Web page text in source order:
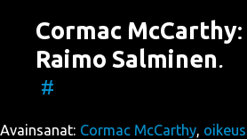
Cor­mac McCart­hy
Rai­mo Sal­mi­nen.
#
Avainsanat: Cormac McCarthy oikeus